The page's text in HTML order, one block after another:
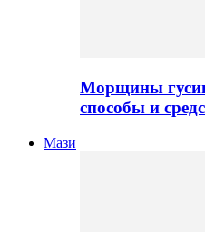
Морщины
способы и
Мази